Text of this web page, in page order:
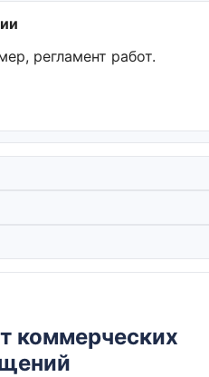
регламент работ.
коммерческих